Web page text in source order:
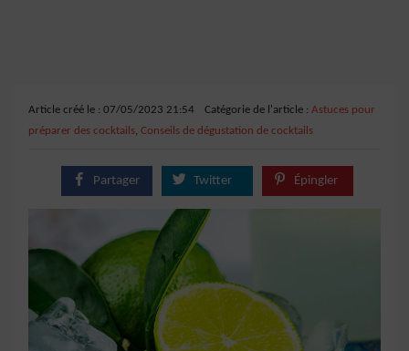
Article créé le : 07/05/2023 21:54 Catégorie de l'article : Astuces pour
préparer des cocktails, Conseils de dégustation de cocktails
Partager Twitter Épingler